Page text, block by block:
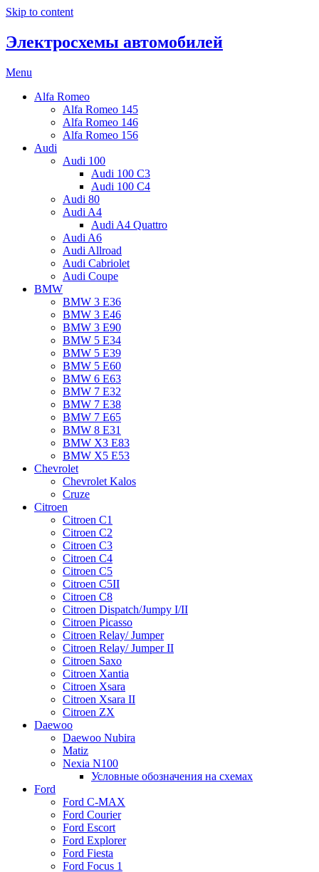
Skip to content
Электросхемы автомобилей
Menu
Alfa Romeo
Alfa Romeo 145
Alfa Romeo 146
Alfa Romeo 156
Audi
Audi 100
Audi 100 C3
Audi 100 C4
Audi 80
Audi A4
Audi A4 Quattro
Audi A6
Audi Allroad
Audi Cabriolet
Audi Coupe
BMW
BMW 3 E36
BMW 3 E46
BMW 3 E90
BMW 5 E34
BMW 5 E39
BMW 5 E60
BMW 6 Е63
BMW 7 Е32
BMW 7 Е38
BMW 7 Е65
BMW 8 Е31
BMW X3 E83
BMW X5 E53
Chevrolet
Chevrolet Kalos
Cruze
Citroen
Citroen C1
Citroen C2
Citroen C3
Citroen C4
Citroen C5
Citroen C5II
Citroen C8
Citroen Dispatch/Jumpy I/II
Citroen Picasso
Citroen Relay/ Jumper
Citroen Relay/ Jumper II
Citroen Saxo
Citroen Xantia
Citroen Xsara
Citroen Xsara II
Citroen ZX
Daewoo
Daewoo Nubira
Matiz
Nexia N100
Условные обозначения на схемах
Ford
Ford C-MAX
Ford Courier
Ford Escort
Ford Explorer
Ford Fiesta
Ford Focus 1